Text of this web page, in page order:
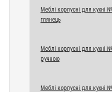
Меблі корпусні для
глянець
Меблі корпусні для
ручною
Меблі корпусні для